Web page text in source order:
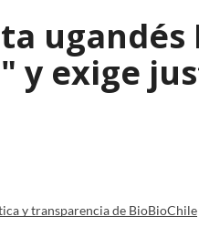
ugandés
y exige
y transparencia de BioBioChile